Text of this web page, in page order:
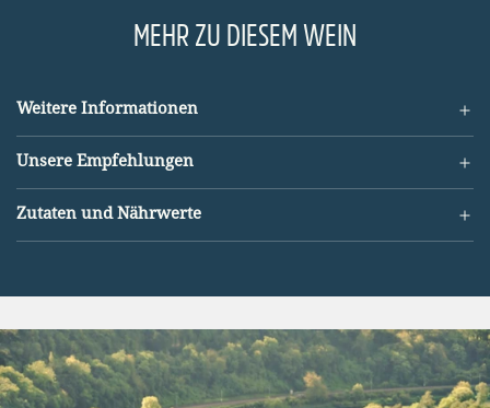
MEHR ZU DIESEM WEIN
Weitere Informationen
Unsere Empfehlungen
Zutaten und Nährwerte